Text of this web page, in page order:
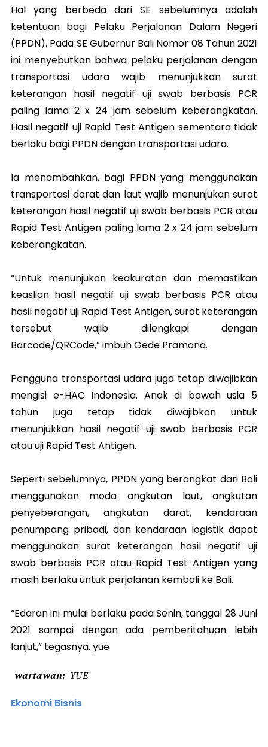
Hal yang berbeda dari SE sebelumnya adalah
ketentuan bagi Pelaku Perjalanan Dalam Negeri
(PPDN). Pada SE Gubernur Bali Nomor 08 Tahun 2021
ini menyebutkan bahwa pelaku perjalanan dengan
transportasi udara wajib menunjukkan surat
keterangan hasil negatif uji swab berbasis PCR
paling lama 2 x 24 jam sebelum keberangkatan.
Hasil negatif uji Rapid Test Antigen sementara tidak
berlaku bagi PPDN dengan transportasi udara.
Ia menambahkan, bagi PPDN yang menggunakan
transportasi darat dan laut wajib menunjukan surat
keterangan hasil negatif uji swab berbasis PCR atau
Rapid Test Antigen paling lama 2 x 24 jam sebelum
keberangkatan.
“Untuk menunjukan keakuratan dan memastikan
keaslian hasil negatif uji swab berbasis PCR atau
hasil negatif uji Rapid Test Antigen, surat keterangan
tersebut wajib dilengkapi dengan
Barcode/QRCode,” imbuh Gede Pramana.
Pengguna transportasi udara juga tetap diwajibkan
mengisi e-HAC Indonesia. Anak di bawah usia 5
tahun juga tetap tidak diwajibkan untuk
menunjukkan hasil negatif uji swab berbasis PCR
atau uji Rapid Test Antigen.
Seperti sebelumnya, PPDN yang berangkat dari Bali
menggunakan moda angkutan laut, angkutan
penyeberangan, angkutan darat, kendaraan
penumpang pribadi, dan kendaraan logistik dapat
menggunakan surat keterangan hasil negatif uji
swab berbasis PCR atau Rapid Test Antigen yang
masih berlaku untuk perjalanan kembali ke Bali.
“Edaran ini mulai berlaku pada Senin, tanggal 28 Juni
2021 sampai dengan ada pemberitahuan lebih
lanjut,” tegasnya. yue
wartawan YUE
Ekonomi Bisnis